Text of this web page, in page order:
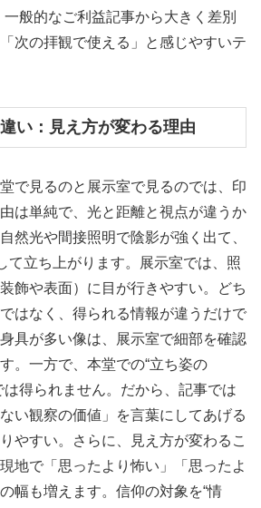
般的なご利益記事から大きく差別
次の拝観で使える」と感じやすいテ
い：見え方が変わる理由
で見るのと展示室で見るのでは、印
は単純で、光と距離と視点が違うか
然光や間接照明で陰影が強く出て、
て立ち上がります。展示室では、照
飾や表面）に目が行きやすい。どち
はなく、得られる情報が違うだけで
具が多い像は、展示室で細部を確認
。一方で、本堂での“立ち姿の
は得られません。だから、記事では
い観察の価値」を言葉にしてあげる
やすい。さらに、見え方が変わるこ
地で「思ったより怖い」「思ったよ
幅も増えます。信仰の対象を“情